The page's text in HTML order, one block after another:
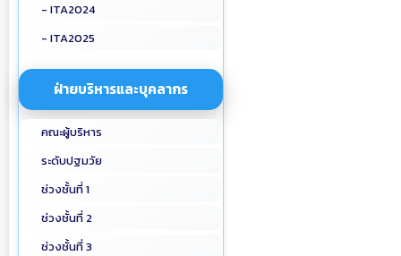
- ITA2024
- ITA2025
ฝ่ายบริหารและบุคลากร
คณะผู้บริหาร
ระดับปฐมวัย
ช่วงชั้นที่ 1
ช่วงชั้นที่ 2
ช่วงชั้นที่ 3